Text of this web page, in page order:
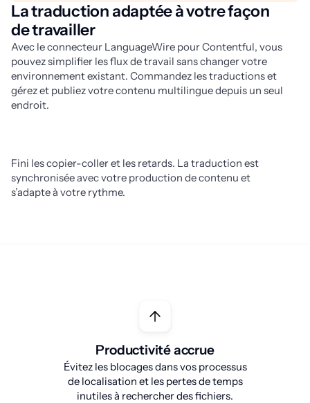
La traduction adaptée à votre façon
de travailler
Avec le connecteur LanguageWire pour Contentful, vous
pouvez simplifier les flux de travail sans changer votre
environnement existant. Commandez les traductions et
gérez et publiez votre contenu multilingue depuis un seul
endroit.
Fini les copier-coller et les retards. La traduction est
synchronisée avec votre production de contenu et
s’adapte à votre rythme.
Productivité accrue
Évitez les blocages dans vos processus
de localisation et les pertes de temps
inutiles à rechercher des fichiers.